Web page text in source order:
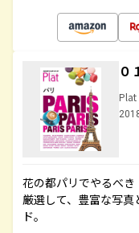
Plat
花の都パリでやるべ
厳選して、豊富な写
ド。